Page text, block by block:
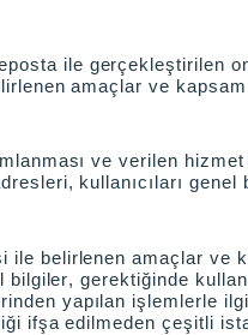
ile gerçekleştirilen
amaçlar ve
ve verilen
kullanıcıları
ile belirlenen amaçlar ve
gerektiğinde
yapılan işlemlerle
ifşa edilmeden çeşitli